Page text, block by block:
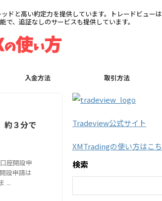
ドと高い約定力を提供しています。トレードビュー
、追証なしのサービスも提供しています。
入金方法 取引方法
約３分で
座開設申
設申請は
...
Tradeview公式サイト
XMTradingの使い方はこ
検索